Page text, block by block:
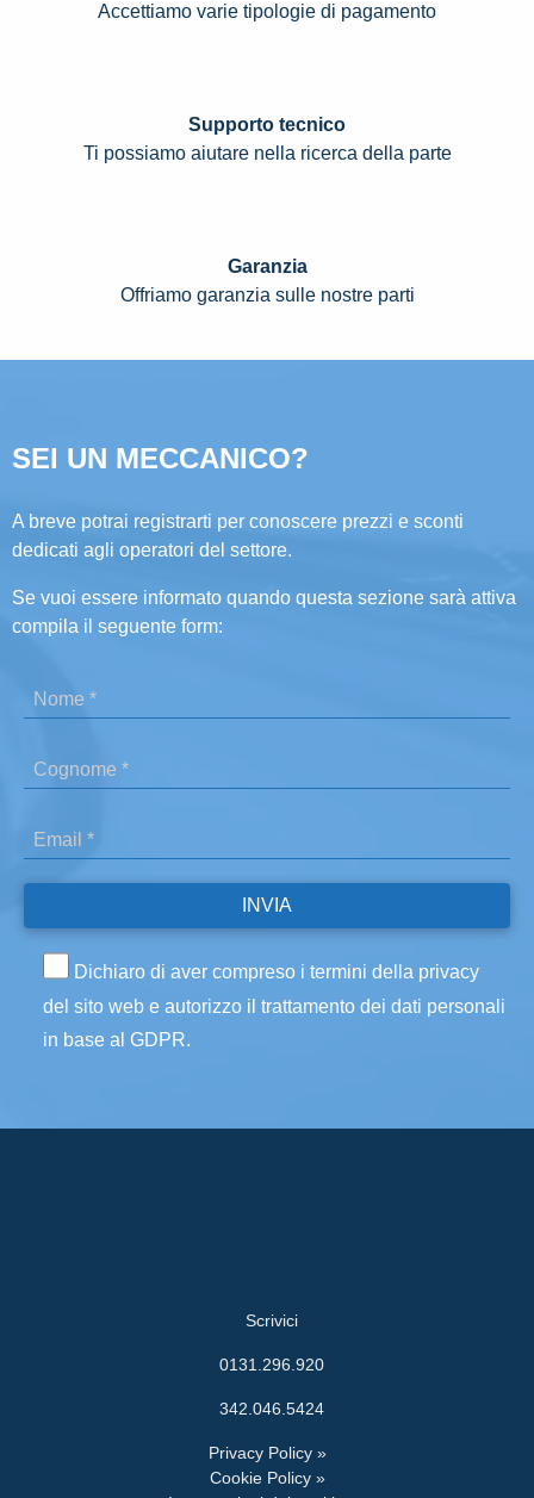
Accettiamo varie tipologie di pagamento
Supporto tecnico
Ti possiamo aiutare nella ricerca della parte
Garanzia
Offriamo garanzia sulle nostre parti
SEI UN MECCANICO?
A breve potrai registrarti per conoscere prezzi e sconti
dedicati agli operatori del settore.
Se vuoi essere informato quando questa sezione sarà attiva
compila il seguente form:
Dichiaro di aver compreso i termini della privacy
del sito web e autorizzo il trattamento dei dati personali
in base al GDPR.
Scrivici
0131.296.920
342.046.5424
Privacy Policy »
Cookie Policy »